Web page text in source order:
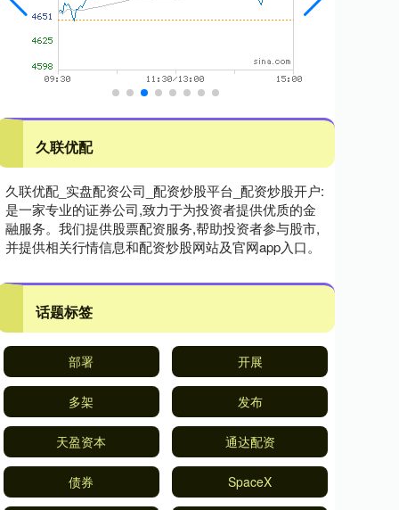
久联优配
久联优配_实盘配资公司_配资炒股平台_配资炒股开户:
是一家专业的证券公司,致力于为投资者提供优质的金
融服务。我们提供股票配资服务,帮助投资者参与股市,
并提供相关行情信息和配资炒股网站及官网app入口。
话题标签
部署 开展
多架 发布
天盈资本 通达配资
债券 SpaceX